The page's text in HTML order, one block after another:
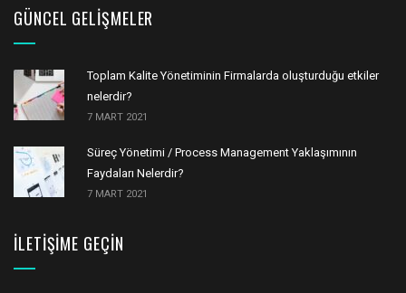
GÜNCEL GELIŞMELER
Toplam Kalite Yönetiminin Firmalarda oluşturduğu etkiler
nelerdir?
7 MART 2021
Süreç Yönetimi / Process Management Yaklaşımının
Faydaları Nelerdir?
7 MART 2021
İLETIŞIME GEÇIN